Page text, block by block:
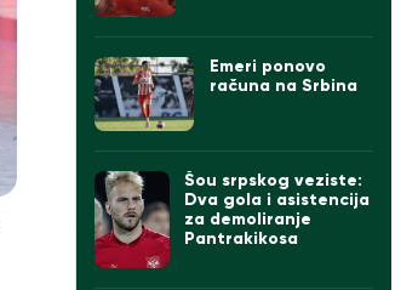
Emeri ponovo
računa na Srbina
Šou srpskog veziste:
Dva gola i asistencija
za demoliranje
Pantrakikosa